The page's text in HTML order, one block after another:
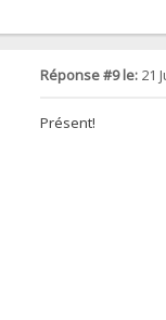
Réponse #9 le:21
Présent!